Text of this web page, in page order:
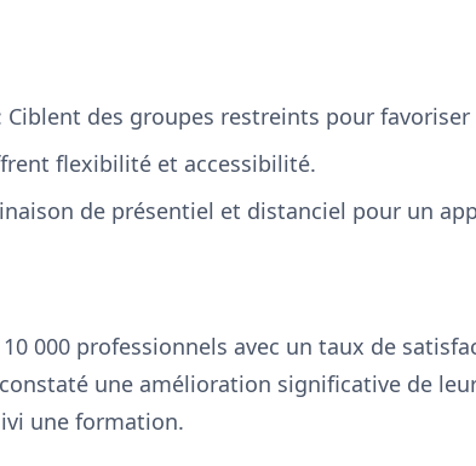
Ciblent des groupes restreints pour
flexibilité et accessibilité.
de présentiel et distanciel pour un
000 professionnels avec un taux de
une amélioration significative de
une formation.